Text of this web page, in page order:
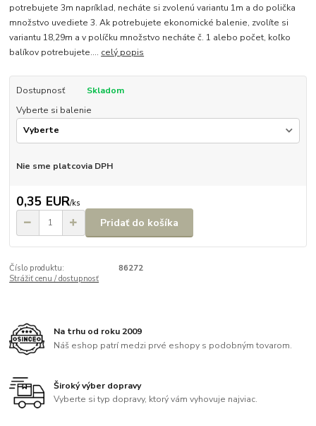
potrebujete 3m napríklad, necháte si zvolenú variantu 1m a do polička
množstvo uvediete 3. Ak potrebujete ekonomické balenie, zvolíte si
variantu 18,29m a v políčku množstvo necháte č. 1 alebo počet, koľko
balíkov potrebujete.... celý popis
Dostupnosť
Skladom
Vyberte si balenie
Nie sme platcovia DPH
0,35 EUR/ks
Pridať do košíka
Číslo produktu:
86272
Strážiť cenu / dostupnosť
Na trhu od roku 2009
Náš eshop patrí medzi prvé eshopy s podobným tovarom.
Široký výber dopravy
Vyberte si typ dopravy, ktorý vám vyhovuje najviac.